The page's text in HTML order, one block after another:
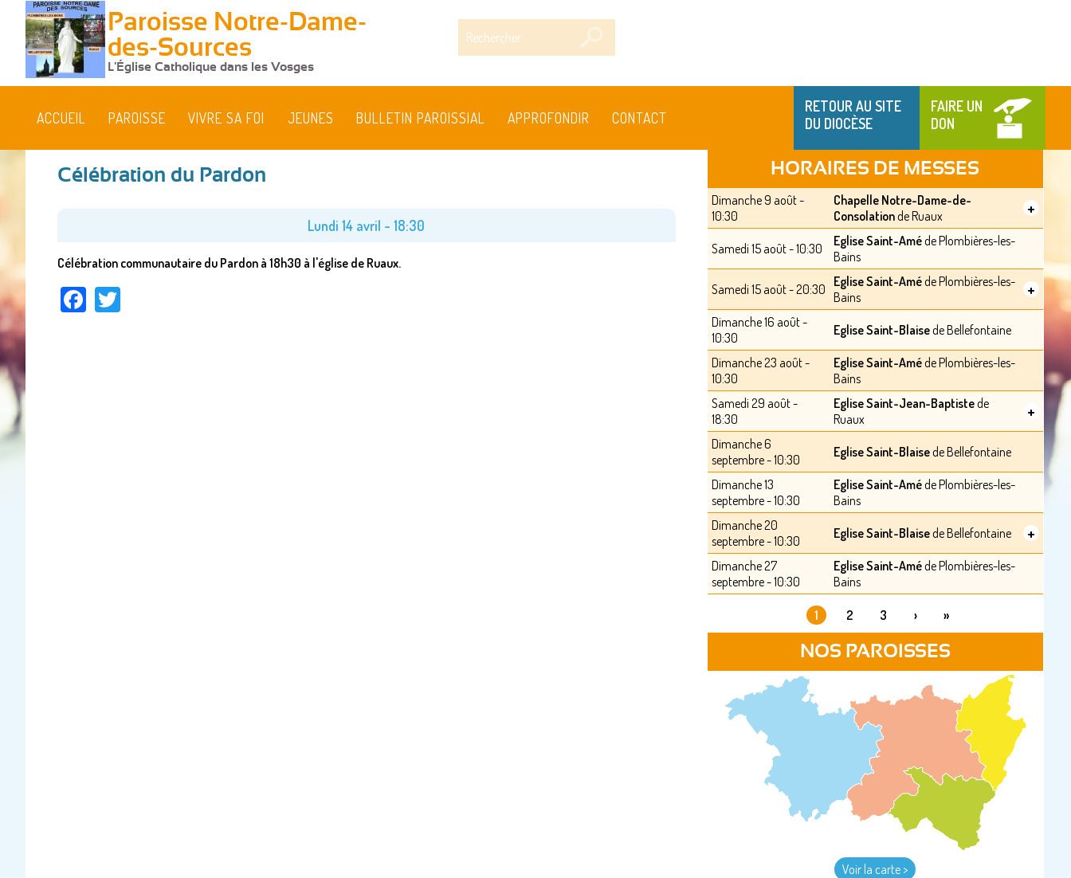
Paroisse Notre-Dame-
des-Sources
L'Église Catholique dans les Vosges
RETOUR AU SITE
DU DIOCÈSE
FAIRE UN
DON
ACCUEIL PAROISSE VIVRE SA FOI JEUNES BULLETIN PAROISSIAL APPROFONDIR CONTACT
ici
Célébration du Pardon
Lundi 14 avril - 18:30
Célébration communautaire du Pardon à 18h30 à l'église de Ruaux.
Facebook
HORAIRES DE MESSES
Dimanche 9 août -
10:30
Chapelle Notre-Dame-de-
Consolationde Ruaux +
Samedi 15 août - 10:30 Eglise Saint-Améde Plombières-les-
Bains
Samedi 15 août - 20:30 Eglise Saint-Améde Plombières-les-
Bains
+
Dimanche 16 août -
10:30
Eglise Saint-Blaisede Bellefontaine
Dimanche 23 août -
10:30
Eglise Saint-Améde Plombières-les-
Bains
Samedi 29 août -
18:30
Eglise Saint-Jean-Baptistede
Ruaux
+
Dimanche 6
septembre - 10:30
Eglise Saint-Blaisede Bellefontaine
Dimanche 13
septembre - 10:30
Eglise Saint-Améde Plombières-les-
Bains
Dimanche 20
septembre - 10:30
Eglise Saint-Blaisede Bellefontaine +
Dimanche 27
septembre - 10:30
Eglise Saint-Améde Plombières-les-
Bains
1 2 3 › »
NOS PAROISSES
Voir la carte >